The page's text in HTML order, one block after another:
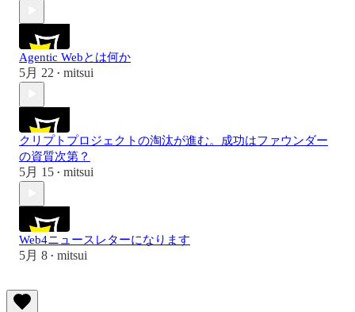
Agentic Webとは何か
5月 22 • mitsui
クリプトプロジェクトの淘汰が進む。成功はファウンダー
の資質次第？
5月 15 • mitsui
Web4ニュースレターになります
5月 8 • mitsui